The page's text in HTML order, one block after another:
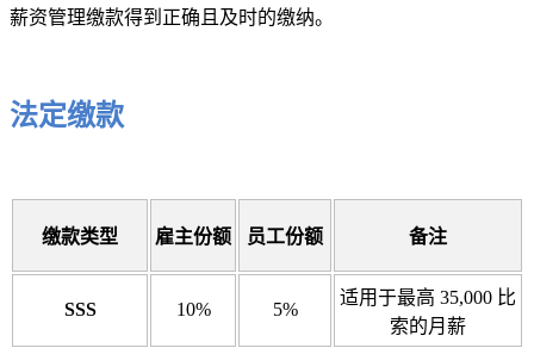
薪资管理缴款得到正确且及时的缴纳。
法定缴款
缴款类型 雇主份额 员工份额 备注
SSS 10% 5%
适用于最高 35,000 比
索的月薪